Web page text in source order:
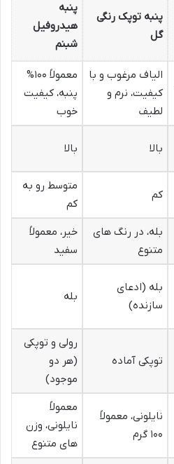
پنبه توپک رنگی
گل
پنبه
هیدروفیل
شبنم
الیاف مرغوب و با
کیفیت، نرم و
لطیف
معمولاً ۱۰۰%
پنبه، کیفیت
خوب
بالا بالا
کم
متوسط رو به
کم
بله، در رنگ های
متنوع
خیر، معمولاً
سفید
بله (ادعای
سازنده)
بله
توپکی آماده
رولی و توپکی
(هر دو
موجود)
نایلونی، معمولاً
۱۰۰ گرم
معمولاً
نایلونی، وزن
های متنوع